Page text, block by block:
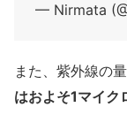
— Nirmata
また、紫外線の
はおよそ1マイク